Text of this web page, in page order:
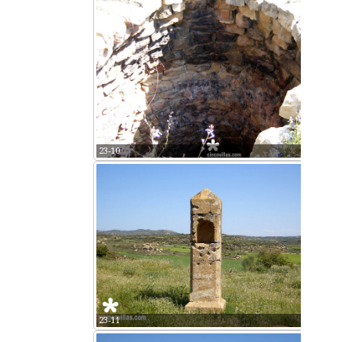
23-10
23-11